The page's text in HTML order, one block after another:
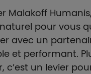
Malakoff
pour vous
avec un
et performant.
c’est un levier